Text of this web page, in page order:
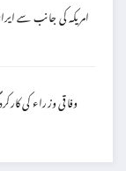
امریکہ کی جانب سے
وفاقی وزراء کی